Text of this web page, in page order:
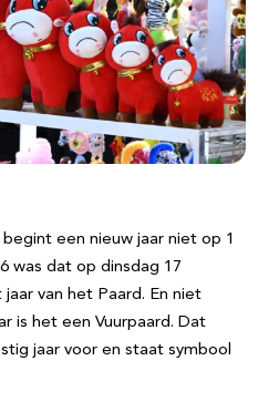
een nieuw jaar niet op 1
was dat op dinsdag 17
van het Paard. En niet
is het een Vuurpaard. Dat
jaar voor en staat symbool